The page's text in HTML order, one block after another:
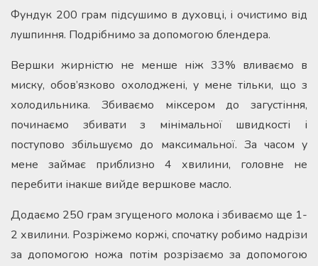
Фундук 200 грам підсушимо в духовці, і очистимо від
лушпиння. Подрібнимо за допомогою блендера.
Вершки жирністю не менше ніж 33% вливаємо в
миску, обов’язково охолоджені, у мене тільки, що з
холодильника. Збиваємо міксером до загустіння,
починаємо збивати з мінімальної швидкості і
поступово збільшуємо до максимальної. За часом у
мене займає приблизно 4 хвилини, головне не
перебити інакше вийде вершкове масло.
Додаємо 250 грам згущеного молока і збиваємо ще 1-
2 хвилини. Розріжемо коржі, спочатку робимо надрізи
за допомогою ножа потім розрізаємо за допомогою